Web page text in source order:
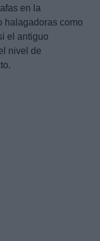
en la
halagadoras como
el antiguo
nivel de